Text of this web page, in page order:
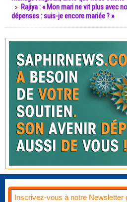
Rajiya : « Mon mari ne vit plus avec
dépenses : suis-je encore mariée ? »